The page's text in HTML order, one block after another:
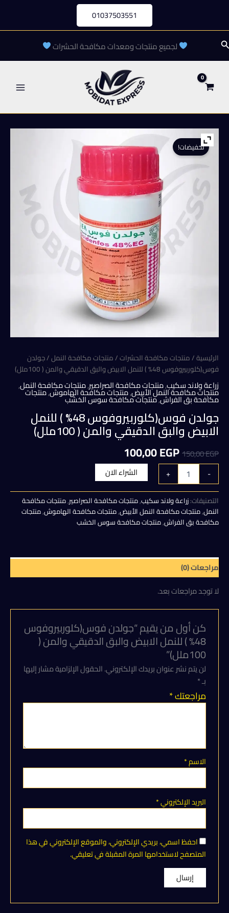
المحتوى
01037503551
البحث لجميع منتجات ومعدات مكافحة الحشرات
تخفيضات!
الرئيسية/منتجات مكافحة الحشرات/منتجات مكافحة النمل/ جولدن
فوس(كلوربيروفوس 48% ) للنمل الابيض والبق الدقيقي والمن ( 100ملل)
زراعة ولاند سكيب,منتجات مكافحة الصراصير,منتجات مكافحة النمل,
منتجات مكافحة النمل الأبيض,منتجات مكافحة الهاموش,منتجات
مكافحة بق الفراش,منتجات مكافحة سوس الخشب
جولدن فوس(كلوربيروفوس 48% ) للنمل
الابيض والبق الدقيقي والمن ( 100ملل)
150,00EGP
السعر
الأصلي
هو:
150,00 EGP.
100,00EGP
الحالي
هو:
100,00 EGP.
-
كمية
جولدن
فوس(كلوربيروفوس
48%
)
للنمل
والمن
(
100ملل)
+ الشراء الان
التصنيفات:زراعة ولاند سكيب,منتجات مكافحة الصراصير,منتجات مكافحة
النمل,منتجات مكافحة النمل الأبيض,منتجات مكافحة الهاموش,منتجات
مكافحة بق الفراش,منتجات مكافحة سوس الخشب
مراجعات (0)
لا توجد مراجعات بعد.
كن أول من يقيم “جولدن فوس(كلوربيروفوس
48% ) للنمل الابيض والبق الدقيقي والمن (
100ملل)”
لن يتم نشر عنوان بريدك الإلكتروني.الحقول الإلزامية مشار إليها
بـ*
مراجعتك*
الاسم*
البريد الإلكتروني*
احفظ اسمي، بريدي الإلكتروني، والموقع الإلكتروني في هذا
المتصفح لاستخدامها المرة المقبلة في تعليقي.